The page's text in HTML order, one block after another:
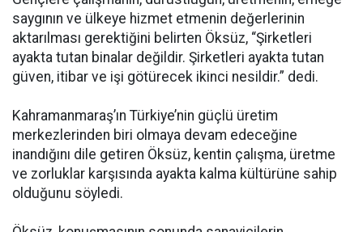
saygının ve ülkeye hizmet etmenin değerlerinin
aktarılması gerektiğini belirten Öksüz, “Şirketleri
ayakta tutan binalar değildir. Şirketleri ayakta tutan
güven, itibar ve işi götürecek ikinci nesildir.” dedi.
Kahramanmaraş’ın Türkiye’nin güçlü üretim
merkezlerinden biri olmaya devam edeceğine
inandığını dile getiren Öksüz, kentin çalışma, üretme
ve zorluklar karşısında ayakta kalma kültürüne sahip
olduğunu söyledi.